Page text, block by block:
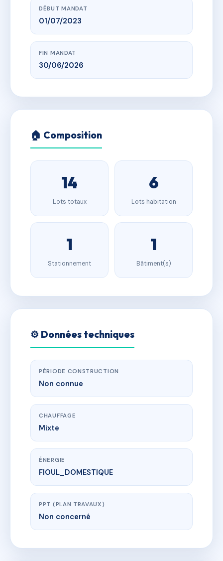
DÉBUT MANDAT
01/07/2023
FIN MANDAT
30/06/2026
🏠 Composition
14
Lots totaux
6
Lots habitation
1
Stationnement
1
Bâtiment(s)
⚙️ Données techniques
PÉRIODE CONSTRUCTION
Non connue
CHAUFFAGE
Mixte
ÉNERGIE
FIOUL_DOMESTIQUE
PPT (PLAN TRAVAUX)
Non concerné